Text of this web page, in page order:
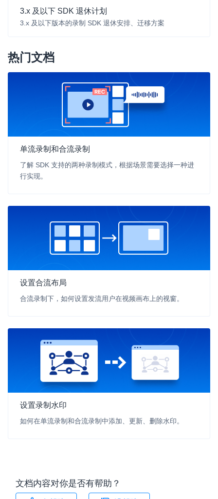
SDK 拓展插件
拓展 SDK 能力，打造更具个性化的音视频互动效果
使用录制、推流、拉流等服务丰富互动体验
云端录制
本地服务端录制
旁路推流
输入在线媒体流
云端转码 RTMP 网关
RTC 服务端 SDK
与 RTC 客户端 SDK 互通，实现收发流
快速高效的文档转换解决方案
水晶球
开通和管理声网各项产品服务的统一入口
低代码应用平台
低代码集成、灵活定制、超低延时的音视频会议
3.x 及以下 SDK 退休计划
3.x 及以下版本的录制 SDK 退休安排、迁移方案
热门文档
单流录制和合流录制
了解 SDK 支持的两种录制模式，根据场景需要选择一种进
行实现。
设置合流布局
合流录制下，如何设置发流用户在视频画布上的视窗。
设置录制水印
如何在单流录制和合流录制中添加、更新、删除水印。
文档内容对你是否有帮助？